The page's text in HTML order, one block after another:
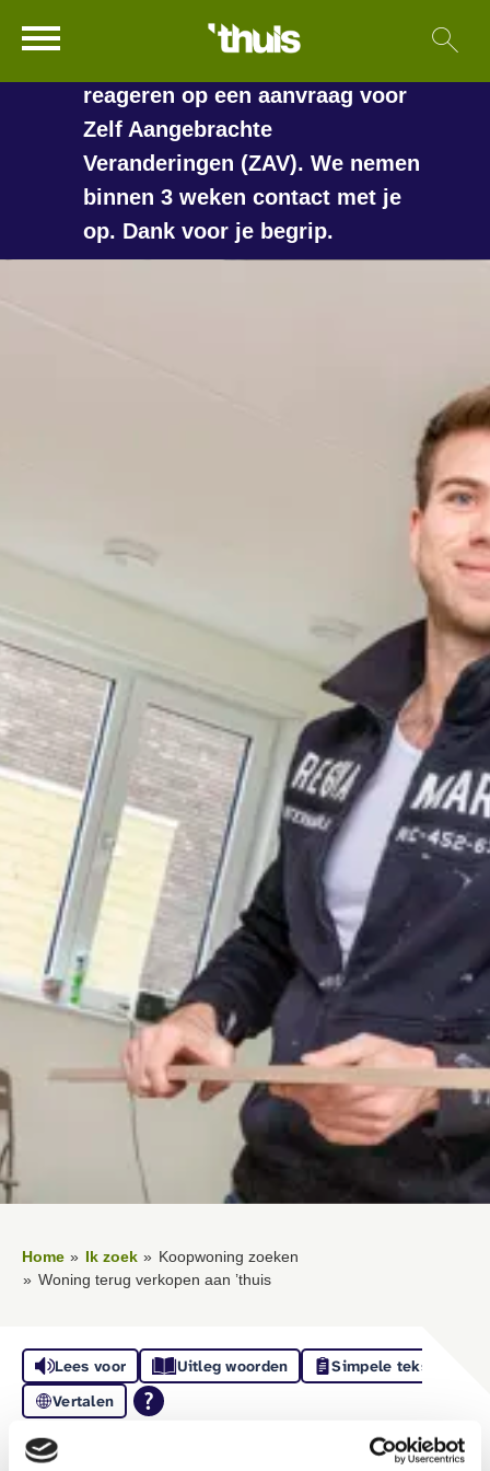
Naar hoofdinhoud
Naar hoofdnavigatiemenu
Naar zoeken
Naar de homepage
Ga naar Hoofd
langer duren voordat we
reageren op een aanvraag voor
Zelf Aangebrachte
Veranderingen (ZAV). We nemen
binnen 3 weken contact met je
op. Dank voor je begrip.
Home Ik zoek
Koopwoning zoeken
Woning terug verkopen aan ’thuis
Lees voor Uitleg woorden
Simpele tekst
Vertalen